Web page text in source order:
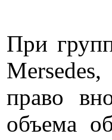
При
право
объема